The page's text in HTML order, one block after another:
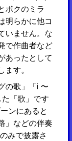
ボクのミラ
明らかに他コ
いません。な
で作曲者など
あったとして
ます。
の歌」「i 〜
「歌」です
ンにあると
」などの伴奏
みで披露さ